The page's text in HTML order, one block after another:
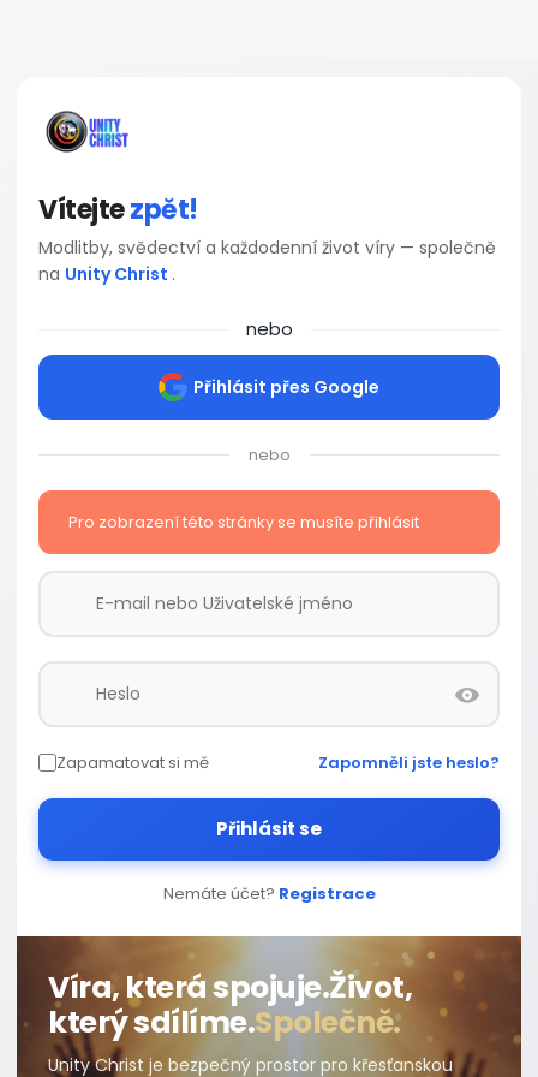
Vítejtezpět!
Modlitby, svědectví a každodenní život víry — společně
na Unity Christ .
nebo
Přihlásit přes Google
nebo
Pro zobrazení této stránky se musíte přihlásit
Zapamatovat si mě Zapomněli jste heslo?
Přihlásit se
Nemáte účet? Registrace
Víra, která spojuje.Život,
který sdílíme.Společně.
Unity Christ je bezpečný prostor pro křesťanskou